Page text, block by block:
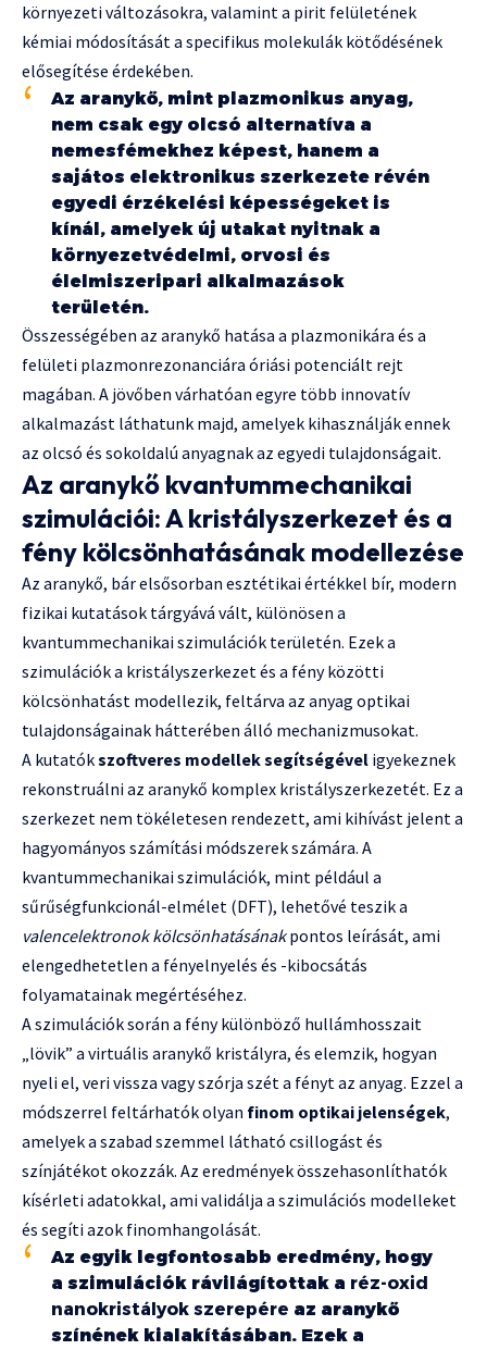
környezeti változásokra, valamint a pirit felületének
kémiai módosítását a specifikus molekulák kötődésének
elősegítése érdekében.
Az aranykő, mint plazmonikus anyag,
nem csak egy olcsó alternatíva a
nemesfémekhez képest, hanem a
sajátos elektronikus szerkezete révén
egyedi érzékelési képességeket is
kínál, amelyek új utakat nyitnak a
környezetvédelmi, orvosi és
élelmiszeripari alkalmazások
területén.
Összességében az aranykő hatása a plazmonikára és a
felületi plazmonrezonanciára óriási potenciált rejt
magában. A jövőben várhatóan egyre több innovatív
alkalmazást láthatunk majd, amelyek kihasználják ennek
az olcsó és sokoldalú anyagnak az egyedi tulajdonságait.
Az aranykő kvantummechanikai
szimulációi: A kristályszerkezet és a
fény kölcsönhatásának modellezése
Az aranykő, bár elsősorban esztétikai értékkel bír, modern
fizikai kutatások tárgyává vált, különösen a
kvantummechanikai szimulációk területén. Ezek a
szimulációk a kristályszerkezet és a fény közötti
kölcsönhatást modellezik, feltárva az anyag optikai
tulajdonságainak hátterében álló mechanizmusokat.
A kutatókszoftveres modellek segítségével igyekeznek
rekonstruálni az aranykő komplex kristályszerkezetét. Ez a
szerkezet nem tökéletesen rendezett, ami kihívást jelent a
hagyományos számítási módszerek számára. A
kvantummechanikai szimulációk, mint például a
sűrűségfunkcionál-elmélet (DFT), lehetővé teszik a
valencelektronok kölcsönhatásánakpontos leírását, ami
elengedhetetlen a fényelnyelés és -kibocsátás
folyamatainak megértéséhez.
A szimulációk során a fény különböző hullámhosszait
„lövik” a virtuális aranykő kristályra, és elemzik, hogyan
nyeli el, veri vissza vagy szórja szét a fényt az anyag. Ezzel a
módszerrel feltárhatók olyan finom optikai jelenségek,
amelyek a szabad szemmel látható csillogást és
színjátékot okozzák. Az eredmények összehasonlíthatók
kísérleti adatokkal, ami validálja a szimulációs modelleket
és segíti azok finomhangolását.
Az egyik legfontosabb eredmény, hogy
a szimulációk rávilágítottak a réz-oxid
nanokristályok szerepére az aranykő
színének kialakításában. Ezek a